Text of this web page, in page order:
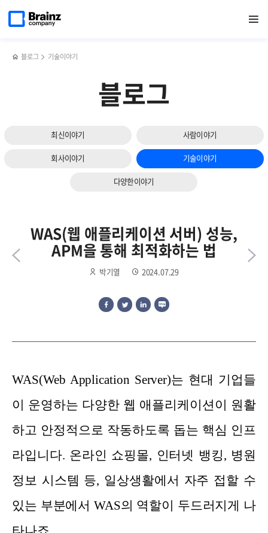
열기
페이지로
블로그 기술이야기
블로그
최신이야기 사람이야기
회사이야기 기술이야기
다양한이야기
하는
WAS(웹 애플리케이션 서버) 성능,
APM을 통해 최적화하는 법
박기열 2024.07.29
클라우드와
[솔루션
WAS(Web Application Server)는 현대 기업들
이 운영하는 다양한 웹 애플리케이션이 원활
하고 안정적으로 작동하도록 돕는 핵심 인프
라입니다. 온라인 쇼핑몰, 인터넷 뱅킹, 병원
정보 시스템 등, 일상생활에서 자주 접할 수
있는 부분에서 WAS의 역할이 두드러지게 나
다음
슬라이드